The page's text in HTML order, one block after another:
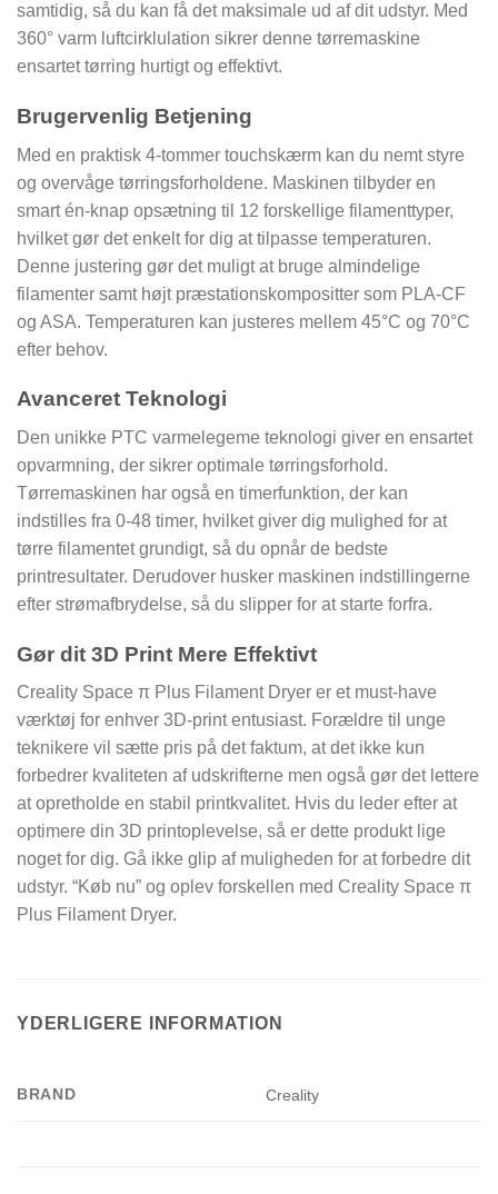
samtidig, så du kan få det maksimale ud af dit udstyr. Med
360° varm luftcirklulation sikrer denne tørremaskine
ensartet tørring hurtigt og effektivt.
Brugervenlig Betjening
Med en praktisk 4-tommer touchskærm kan du nemt styre
og overvåge tørringsforholdene. Maskinen tilbyder en
smart én-knap opsætning til 12 forskellige filamenttyper,
hvilket gør det enkelt for dig at tilpasse temperaturen.
Denne justering gør det muligt at bruge almindelige
filamenter samt højt præstationskompositter som PLA-CF
og ASA. Temperaturen kan justeres mellem 45°C og 70°C
efter behov.
Avanceret Teknologi
Den unikke PTC varmelegeme teknologi giver en ensartet
opvarmning, der sikrer optimale tørringsforhold.
Tørremaskinen har også en timerfunktion, der kan
indstilles fra 0-48 timer, hvilket giver dig mulighed for at
tørre filamentet grundigt, så du opnår de bedste
printresultater. Derudover husker maskinen indstillingerne
efter strømafbrydelse, så du slipper for at starte forfra.
Gør dit 3D Print Mere Effektivt
Creality Space π Plus Filament Dryer er et must-have
værktøj for enhver 3D-print entusiast. Forældre til unge
teknikere vil sætte pris på det faktum, at det ikke kun
forbedrer kvaliteten af udskrifterne men også gør det lettere
at opretholde en stabil printkvalitet. Hvis du leder efter at
optimere din 3D printoplevelse, så er dette produkt lige
noget for dig. Gå ikke glip af muligheden for at forbedre dit
udstyr. “Køb nu” og oplev forskellen med Creality Space π
Plus Filament Dryer.
YDERLIGERE INFORMATION
BRAND Creality